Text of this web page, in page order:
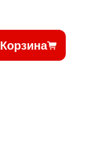
Корзина